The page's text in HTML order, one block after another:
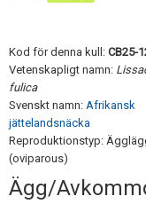
Kod för denna kull: CB25-
Vetenskapligt namn:
fulica
Svenskt namn: Afrikansk
jättelandsnäcka
Reproduktionstyp:
(oviparous)
Ägg/
Terms of Service